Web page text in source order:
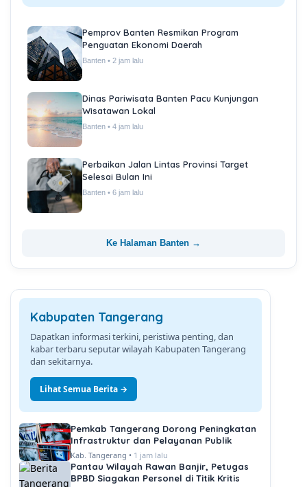
Pemprov Banten Resmikan Program
Penguatan Ekonomi Daerah
Banten • 2 jam lalu
Dinas Pariwisata Banten Pacu Kunjungan
Wisatawan Lokal
Banten • 4 jam lalu
Perbaikan Jalan Lintas Provinsi Target
Selesai Bulan Ini
Banten • 6 jam lalu
Ke Halaman Banten →
Kabupaten Tangerang
Dapatkan informasi terkini, peristiwa penting, dan
kabar terbaru seputar wilayah Kabupaten Tangerang
dan sekitarnya.
Lihat Semua Berita →
Pemkab Tangerang Dorong Peningkatan
Infrastruktur dan Pelayanan Publik
Kab. Tangerang • 1 jam lalu
Pantau Wilayah Rawan Banjir, Petugas
BPBD Siagakan Personel di Titik Kritis